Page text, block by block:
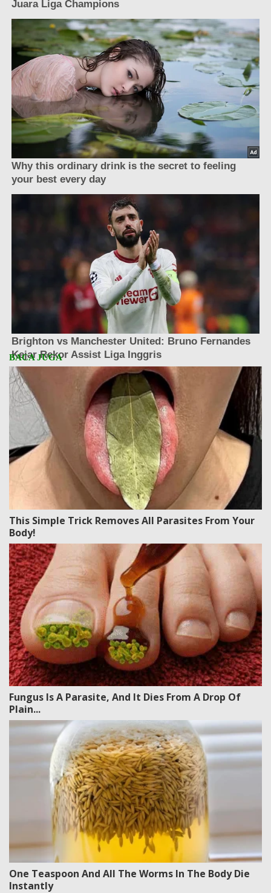
This Simple Trick Removes All Parasites From Your
Body!
Fungus Is A Parasite, And It Dies From A Drop Of
Plain...
One Teaspoon And All The Worms In The Body Die
Instantly